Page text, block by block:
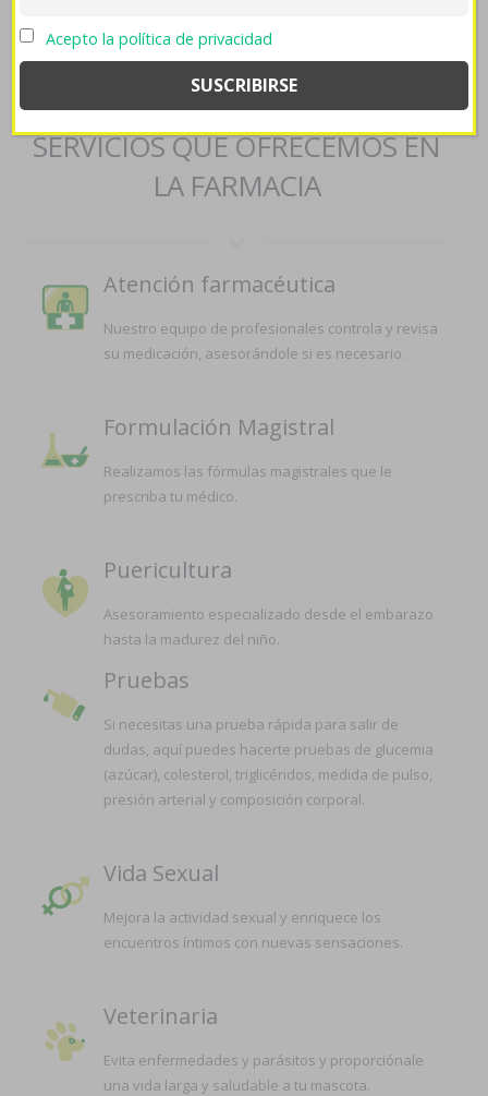
www.allplugsales.co.za->farmaciapilarica.es
argentina
SERVICIOS QUE OFRECEMOS EN
LA FARMACIA
Atención farmacéutica
Nuestro equipo de profesionales controla y revisa
su medicación, asesorándole si es necesario.
Formulación Magistral
Realizamos las fórmulas magistrales que le
prescriba tu médico.
Puericultura
Asesoramiento especializado desde el embarazo
hasta la madurez del niño.
Pruebas
Si necesitas una prueba rápida para salir de
dudas, aquí puedes hacerte pruebas de glucemia
(azúcar), colesterol, triglicéridos, medida de pulso,
presión arterial y composición corporal.
Vida Sexual
Mejora la actividad sexual y enriquece los
encuentros íntimos con nuevas sensaciones.
Veterinaria
Evita enfermedades y parásitos y proporciónale
una vida larga y saludable a tu mascota.
Acepto la política de privacidad